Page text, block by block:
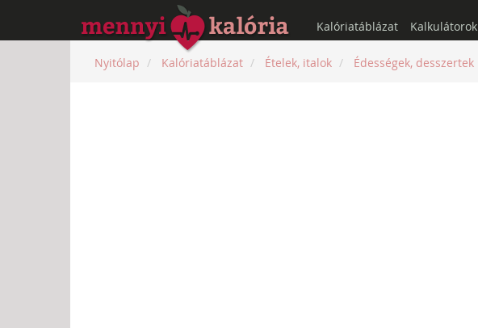
Kalóriatáblázat Kalkulátorok
Nyitólap Kalóriatáblázat Ételek, italok Édességek, desszertek